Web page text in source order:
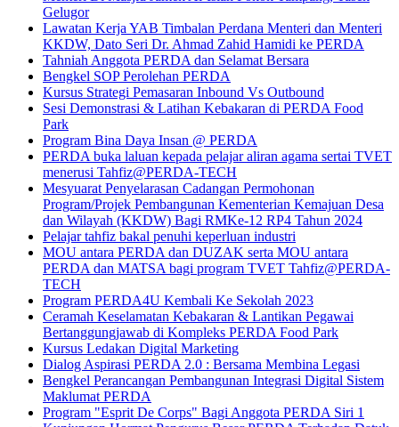
Gelugor
Lawatan Kerja YAB Timbalan Perdana Menteri dan Menteri
KKDW, Dato Seri Dr. Ahmad Zahid Hamidi ke PERDA
Tahniah Anggota PERDA dan Selamat Bersara
Bengkel SOP Perolehan PERDA
Kursus Strategi Pemasaran Inbound Vs Outbound
Sesi Demonstrasi & Latihan Kebakaran di PERDA Food
Park
Program Bina Daya Insan @ PERDA
PERDA buka laluan kepada pelajar aliran agama sertai TVET
menerusi Tahfiz@PERDA-TECH
Mesyuarat Penyelarasan Cadangan Permohonan
Program/Projek Pembangunan Kementerian Kemajuan Desa
dan Wilayah (KKDW) Bagi RMKe-12 RP4 Tahun 2024
Pelajar tahfiz bakal penuhi keperluan industri
MOU antara PERDA dan DUZAK serta MOU antara
PERDA dan MATSA bagi program TVET Tahfiz@PERDA-
TECH
Program PERDA4U Kembali Ke Sekolah 2023
Ceramah Keselamatan Kebakaran & Lantikan Pegawai
Bertanggungjawab di Kompleks PERDA Food Park
Kursus Ledakan Digital Marketing
Dialog Aspirasi PERDA 2.0 : Bersama Membina Legasi
Bengkel Perancangan Pembangunan Integrasi Digital Sistem
Maklumat PERDA
Program "Esprit De Corps" Bagi Anggota PERDA Siri 1